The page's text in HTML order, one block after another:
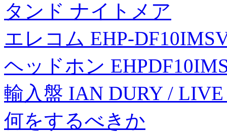
タンド ナイトメア
エレコム EHP-
ヘッドホン
輸入盤 IAN DURY / LIVE
何をするべきか